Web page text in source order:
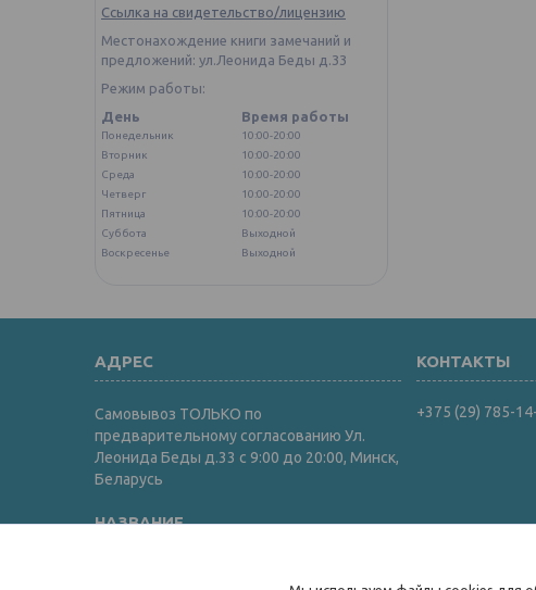
Ссылка на свидетельство/лицензию
Местонахождение книги замечаний и
предложений: ул.Леонида Беды д.33
Режим работы:
День
Время работы
Понедельник
10:00-20:00
Вторник
10:00-20:00
Среда
10:00-20:00
Четверг
10:00-20:00
Пятница
10:00-20:00
Суббота
Выходной
Воскресенье
Выходной
Самовывоз ТОЛЬКО по
предварительному согласованию Ул.
Леонида Беды д.33 с 9:00 до 20:00, Минск,
Беларусь
+375 (29) 785-